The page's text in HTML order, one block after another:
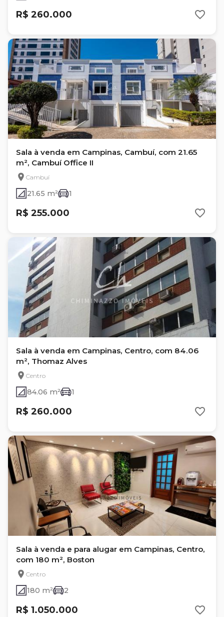
R$ 260.000
Sala à venda em Campinas, Cambuí, com 21.65
m², Cambuí Office II
Cambuí
21.65 m² 1
R$ 255.000
Sala à venda em Campinas, Centro, com 84.06
m², Thomaz Alves
Centro
84.06 m² 1
R$ 260.000
Sala à venda e para alugar em Campinas, Centro,
com 180 m², Boston
Centro
180 m² 2
R$ 1.050.000